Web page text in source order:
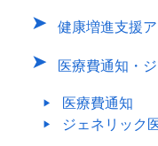
健康増進支援
医療費通知・
医療費通知
ジェネリック